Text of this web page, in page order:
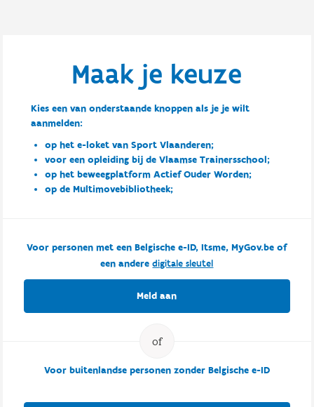
Maak je keuze
Kies een van onderstaande knoppen als je je wilt
aanmelden:
op het e-loket van Sport Vlaanderen;
voor een opleiding bij de Vlaamse Trainersschool;
op het beweegplatform Actief Ouder Worden;
op de Multimovebibliotheek;
Voor personen met een Belgische e-ID, Itsme, MyGov.be of
een anderedigitale sleutel
Meld aan
Voor buitenlandse personen zonder Belgische e-ID